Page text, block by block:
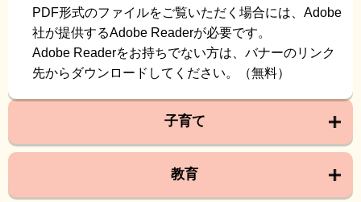
PDF形式のファイルをご覧いただく場合には、Adobe
社が提供するAdobe Readerが必要です。
Adobe Readerをお持ちでない方は、バナーのリンク
先からダウンロードしてください。（無料）
子育て
教育